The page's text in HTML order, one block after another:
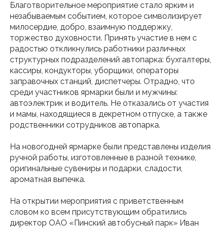
Благотворительное мероприятие стало ярким и
незабываемым событием, которое символизирует
милосердие, добро, взаимную поддержку,
торжество духовности. Принять участие в нем с
радостью откликнулись работники различных
структурных подразделений автопарка: бухгалтеры,
кассиры, кондукторы, уборщики, операторы
заправочных станций, диспетчеры. Отрадно, что
среди участников ярмарки были и мужчины:
автоэлектрик и водитель. Не отказались от участия
и мамы, находящиеся в декретном отпуске, а также
родственники сотрудников автопарка.
На новогодней ярмарке были представлены изделия
ручной работы, изготовленные в разной технике,
оригинальные сувениры и подарки, сладости,
ароматная выпечка.
На открытии мероприятия с приветственным
словом ко всем присутствующим обратились
директор ОАО «Пинский автобусный парк» Иван